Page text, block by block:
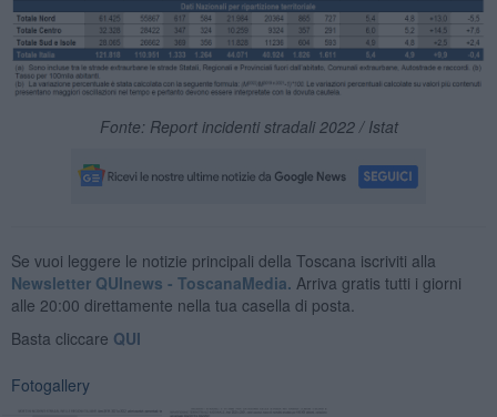
Fonte: Report incidenti stradali 2022 / Istat
Se vuoi leggere le notizie principali della Toscana iscriviti alla
Newsletter QUInews - ToscanaMedia. Arriva gratis tutti i giorni
alle 20:00 direttamente nella tua casella di posta.
Basta cliccare QUI
Fotogallery